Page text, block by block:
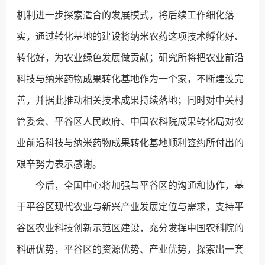
机制进一步探索适合的发展模式，将后续工作细化落
实，通过转化基地的建设将纳米农药这项技术孵化好、
转化好，为农业绿色发展做贡献；研究所将把农业前沿
科技与纳米药物成果转化基地作为一个家，不断建设完
善，并据此推动相关技术成果持续落地；同时对中关村
管委会、平谷区人民政府、中国农科院成果转化局对农
业前沿科技与纳米药物成果转化基地顺利签约所付出的
艰辛努力表示感谢。
今后，全国中心将加强与平谷区的沟通和协作，基
于平谷区现代农业与新兴产业发展定位与需求，支持平
谷区农业科技创新示范区建设，充分发挥中国农科院的
科研优势，平谷区的资源优势、产业优势，探索出一套